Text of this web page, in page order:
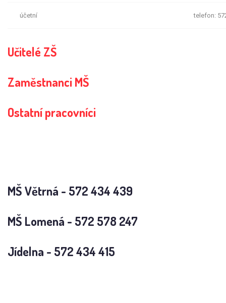
účetní telefon:
Učitelé ZŠ
Zaměstnanci MŠ
Ostatní pracovníci
MŠ Větrná - 572 434 439
MŠ Lomená - 572 578 247
Jídelna - 572 434 415